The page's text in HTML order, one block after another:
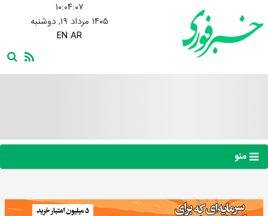
۱۰:۰۴:۰۸
۱۴۰۵ مرداد ۱۹, دوشنبه
EN AR
منو